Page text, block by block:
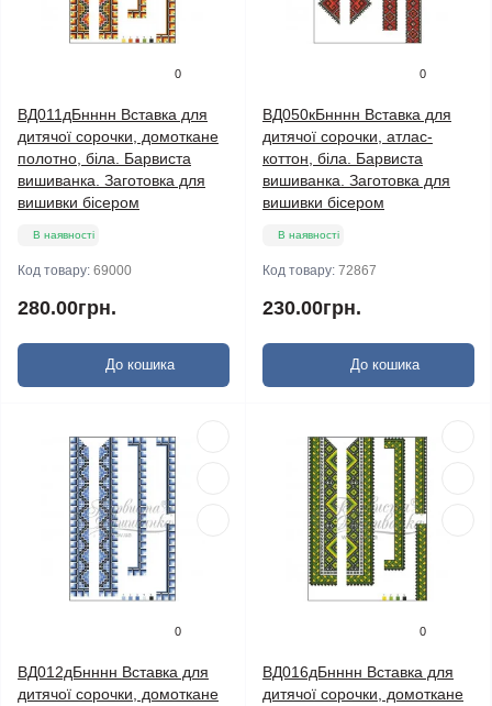
0
ВД011дБнннн Вставка для
дитячої сорочки, домоткане
полотно, біла. Барвиста
вишиванка. Заготовка для
вишивки бісером
В наявності
Код товару: 69000
280.00грн.
До кошика
0
ВД050кБнннн Вставка для
дитячої сорочки, атлас-
коттон, біла. Барвиста
вишиванка. Заготовка для
вишивки бісером
В наявності
Код товару: 72867
230.00грн.
До кошика
0
ВД012дБнннн Вставка для
дитячої сорочки, домоткане
0
ВД016дБнннн Вставка для
дитячої сорочки, домоткане